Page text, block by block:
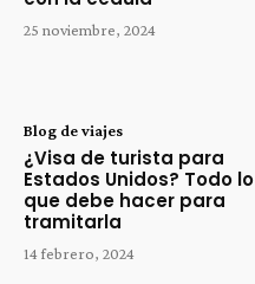
25 noviembre, 2024
Blog de viajes
¿Visa de turista para
Estados Unidos? Todo lo
que debe hacer para
tramitarla
14 febrero, 2024